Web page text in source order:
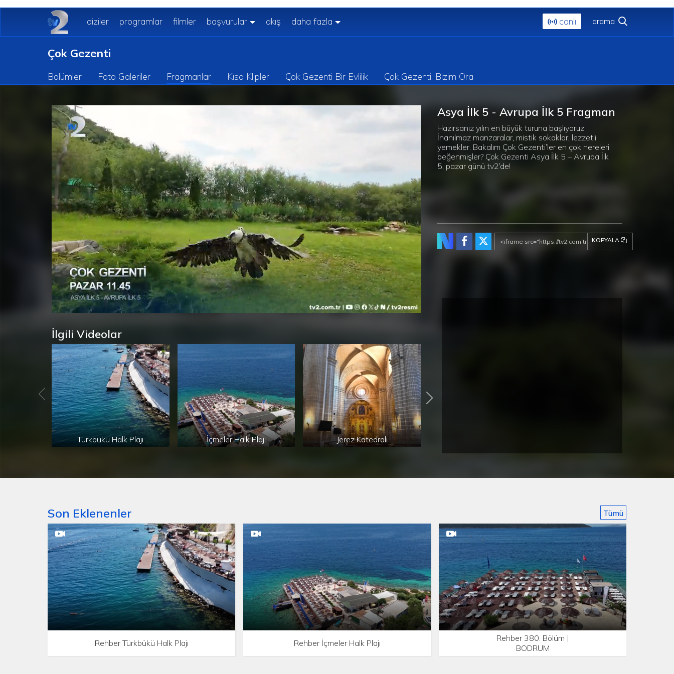
diziler programlar filmler başvurular akış daha fazla canlı
Çok Gezenti
Bölümler Foto Galeriler Fragmanlar Kısa Klipler Çok Gezenti Bir Evlilik Çok Gezenti: Bizim Ora
İlgili Videolar
Türkbükü Halk Plajı İçmeler Halk Plajı Jerez Katedrali
Asya İlk 5 - Avrupa İlk 5 Fragman
Hazırsanız yılın en büyük turuna başlıyoruz
İnanılmaz manzaralar, mistik sokaklar, lezzetli
yemekler. Bakalım Çok Gezenti’ler en çok nereleri
beğenmişler? Çok Gezenti Asya İlk 5 – Avrupa İlk
5, pazar günü tv2’de!
KOPYALA
Son Eklenenler
Rehber Türkbükü Halk Plajı Rehber İçmeler Halk Plajı
Rehber 380. Bölüm |
BODRUM
Tümü